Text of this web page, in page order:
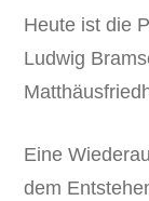
Heute ist die
Ludwig
Eine
dem